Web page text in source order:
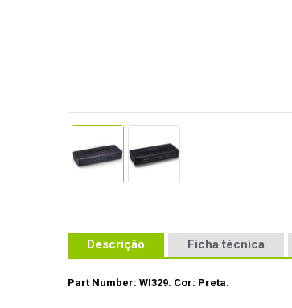
Descrição Ficha técnica
Part Number: WI329. Cor: Preta.